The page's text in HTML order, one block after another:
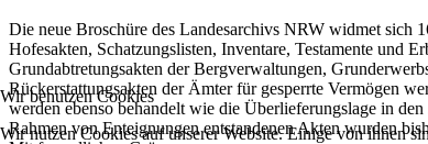
Die neue Broschüre des Landesarchivs NRW widmet sich
Hofesakten, Schatzungslisten, Inventare, Testamente und
Grundabtretungsakten der Bergverwaltungen,
Rückerstattungsakten der Ämter für gesperrte Vermögen
werden ebenso behandelt wie die Überlieferungslage in
Rahmen von Enteignungen entstandenen Akten wurden
Wir benutzen Cookies
Wir nutzen Cookies auf unserer Website. Einige von ihnen